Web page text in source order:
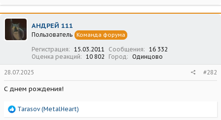
а
к
ц
и
и
АНДРЕЙ 111
Пользователь Команда форума
Регистрация 15.03.2011 Сообщения
16 332
Оценка реакций
10 802 Город Одинцово
28.07.2025 #282
С днем рождения!
Р
Tarasov (MetalHeart)